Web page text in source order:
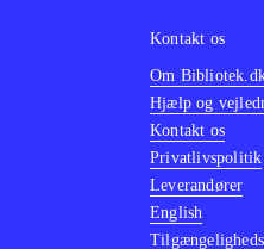
Kontakt os
Om
Hjælp og
Kontakt os
Privatlivspolitik
Leverandører
English